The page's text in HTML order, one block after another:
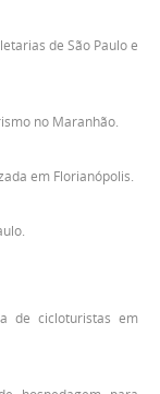
de São Paulo e
no Maranhão.
em Florianópolis.
de cicloturistas em